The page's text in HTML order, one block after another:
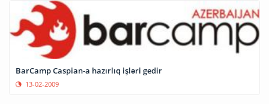
BarCamp Caspian-a hazırlıq işləri gedir
13-02-2009